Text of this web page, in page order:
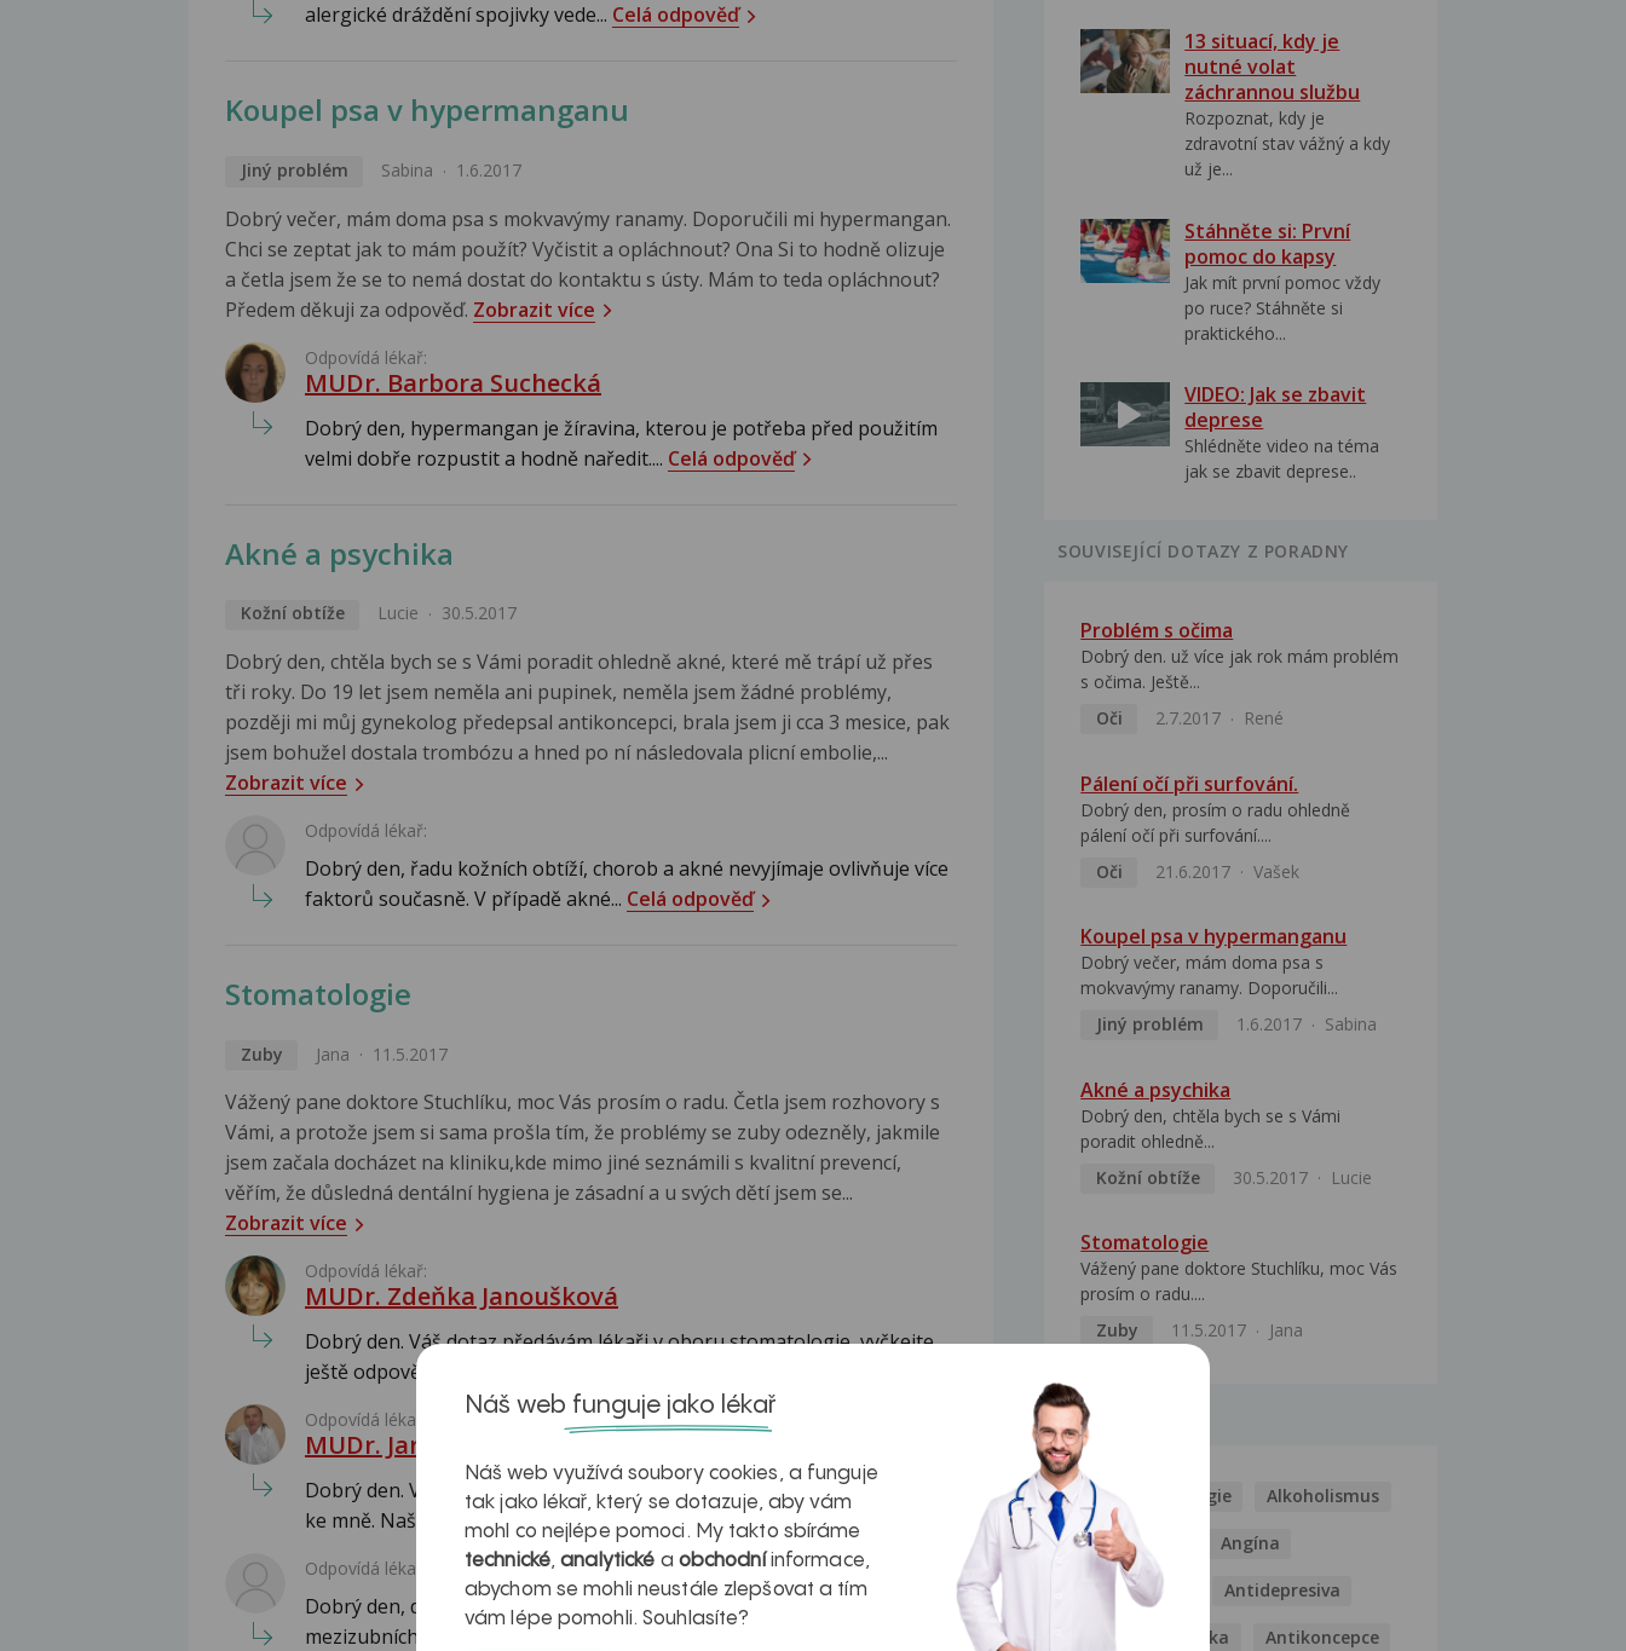
alergické dráždění spojivky vede... Celá odpověď
Koupel psa v hypermanganu
Jiný problém Sabina 1.6.2017
Dobrý večer, mám doma psa s mokvavýmy ranamy. Doporučili mi hypermangan.
Chci se zeptat jak to mám použít? Vyčistit a opláchnout? Ona Si to hodně olizuje
a četla jsem že se to nemá dostat do kontaktu s ústy. Mám to teda opláchnout?
Předem děkuji za odpověď. Zobrazit více
Odpovídá lékař:
MUDr. Barbora Suchecká
Dobrý den, hypermangan je žíravina, kterou je potřeba před použitím
velmi dobře rozpustit a hodně naředit.... Celá odpověď
Akné a psychika
Kožní obtíže Lucie 30.5.2017
Dobrý den, chtěla bych se s Vámi poradit ohledně akné, které mě trápí už přes
tři roky. Do 19 let jsem neměla ani pupinek, neměla jsem žádné problémy,
později mi můj gynekolog předepsal antikoncepci, brala jsem ji cca 3 mesice, pak
jsem bohužel dostala trombózu a hned po ní následovala plicní embolie,...
Zobrazit více
Odpovídá lékař:
Dobrý den, řadu kožních obtíží, chorob a akné nevyjímaje ovlivňuje více
faktorů současně. V případě akné... Celá odpověď
Stomatologie
Zuby Jana 11.5.2017
Vážený pane doktore Stuchlíku, moc Vás prosím o radu. Četla jsem rozhovory s
Vámi, a protože jsem si sama prošla tím, že problémy se zuby odezněly, jakmile
jsem začala docházet na kliniku,kde mimo jiné seznámili s kvalitní prevencí,
věřím, že důsledná dentální hygiena je zásadní a u svých dětí jsem se...
Zobrazit více
Odpovídá lékař:
MUDr. Zdeňka Janoušková
Dobrý den. Váš dotaz předávám lékaři v oboru stomatologie, vyčkejte
ještě odpovědi. Dotazy přichází postupně...
Odpovídá lékař:
MUDr. Jaromír Piskáček
Dobrý den. Váš dopis s dotazy je určen MUDr.Stuchlíkovi, ale dostal se
ke mně. Našel jsem vám spojení... Celá odpověď
Odpovídá lékař:
Dobrý den, děkuji Vám za Váš dotaz. Kazivost dočasných zubů v
mezizubních prostorch navzdory dobrému...
13 situací, kdy je
nutné volat
záchrannou službu
Rozpoznat, kdy je
zdravotní stav vážný a kdy
už je...
Stáhněte si: První
pomoc do kapsy
Jak mít první pomoc vždy
po ruce? Stáhněte si
praktického...
VIDEO: Jak se zbavit
deprese
Shlédněte video na téma
jak se zbavit deprese..
SOUVISEJÍCÍ DOTAZY Z PORADNY
Problém s očima
Dobrý den. už více jak rok mám problém
s očima. Ještě...
Oči
2.7.2017 René
Pálení očí při surfování.
Dobrý den, prosím o radu ohledně
pálení očí při surfování....
Oči
21.6.2017 Vašek
Koupel psa v hypermanganu
Dobrý večer, mám doma psa s
mokvavýmy ranamy. Doporučili...
Jiný problém
1.6.2017 Sabina
Akné a psychika
Dobrý den, chtěla bych se s Vámi
poradit ohledně...
Kožní obtíže
30.5.2017 Lucie
Stomatologie
Vážený pane doktore Stuchlíku, moc Vás
prosím o radu....
Zuby
11.5.2017 Jana
NEMOCI
Kašel Alergie Alkoholismus
Analgetika Angína
Antibiotika Antidepresiva
Antihistaminika Antikoncepce
Náš web funguje jako lékař
Náš web využívá soubory cookies, a funguje
tak jako lékař, který se dotazuje, aby vám
mohl co nejlépe pomoci. My takto sbíráme
technické,analytické a obchodníinformace,
abychom se mohli neustále zlepšovat a tím
vám lépe pomohli. Souhlasíte?